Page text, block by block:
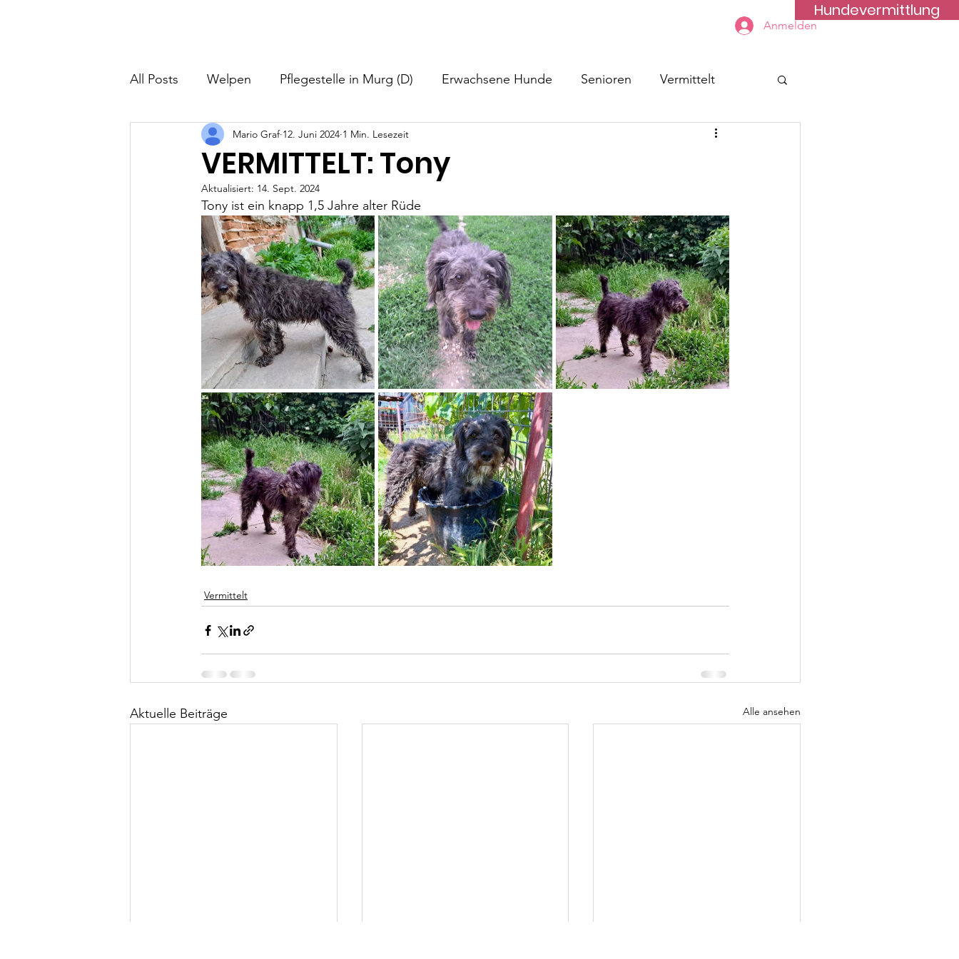
Hundevermittlung
Anmelden
All Posts Welpen Pflegestelle in Murg (D) Erwachsene Hunde Senioren Vermittelt
VERMITTELT: Tony
Mario Graf 12. Juni 2024 1 Min. Lesezeit
Aktualisiert: 14. Sept. 2024
Tony ist ein knapp 1,5 Jahre alter Rüde
Vermittelt
Aktuelle Beiträge Alle ansehen